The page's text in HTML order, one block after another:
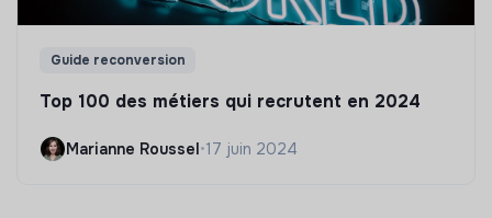
Guide reconversion
Top 100 des métiers qui recrutent en 2024
Marianne Roussel•17 juin 2024